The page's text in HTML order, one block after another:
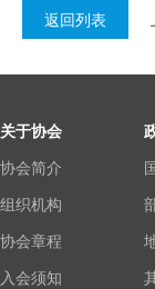
返回列表
关于协会
协会简介
组织机构
协会章程
入会须知